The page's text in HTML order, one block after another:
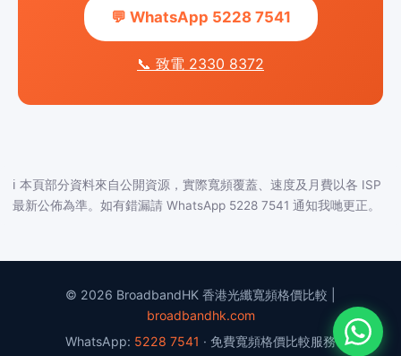
💬 WhatsApp 5228 7541
📞 致電 2330 8372
ℹ️ 本頁部分資料來自公開資源，實際寬頻覆蓋、速度及月費以各 ISP
最新公佈為準。如有錯漏請 WhatsApp 5228 7541 通知我哋更正。
© 2026 BroadbandHK 香港光纖寬頻格價比較 |
broadbandhk.com
WhatsApp: 5228 7541 · 免費寬頻格價比較服務